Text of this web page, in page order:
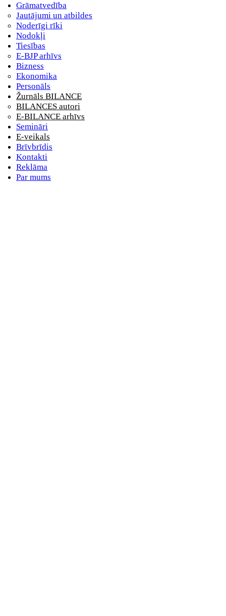
Grāmatvedība
Jautājumi un atbildes
Noderīgi rīki
Nodokļi
Tiesības
E-BJP arhīvs
Bizness
Ekonomika
Personāls
Žurnāls BILANCE
BILANCES autori
E-BILANCE arhīvs
Semināri
E-veikals
Brīvbrīdis
Kontakti
Reklāma
Par mums